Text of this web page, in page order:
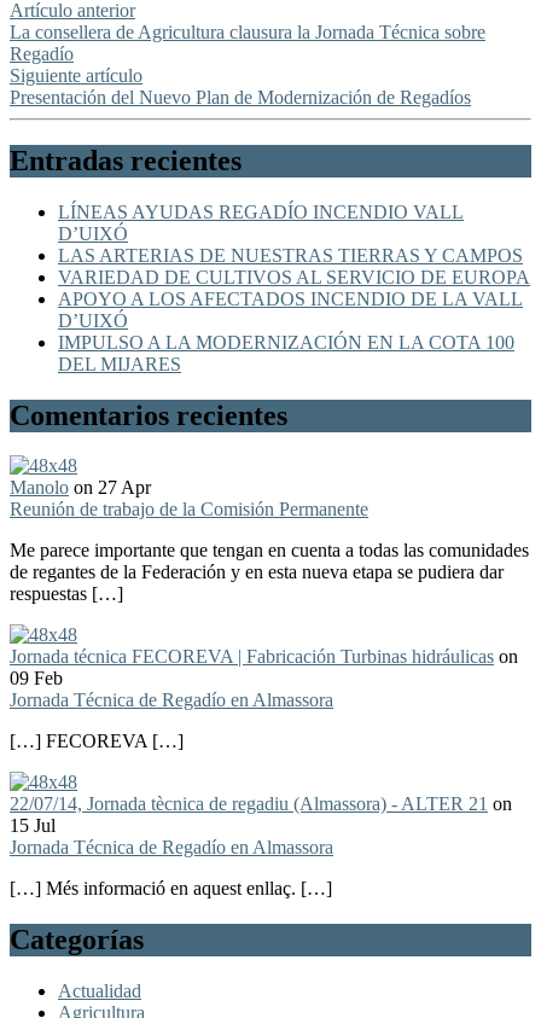
Artículo anterior
La consellera de Agricultura clausura la Jornada Técnica sobre
Regadío
Siguiente artículo
Presentación del Nuevo Plan de Modernización de Regadíos
Entradas recientes
LÍNEAS AYUDAS REGADÍO INCENDIO VALL
D’UIXÓ
LAS ARTERIAS DE NUESTRAS TIERRAS Y CAMPOS
VARIEDAD DE CULTIVOS AL SERVICIO DE EUROPA
APOYO A LOS AFECTADOS INCENDIO DE LA VALL
D’UIXÓ
IMPULSO A LA MODERNIZACIÓN EN LA COTA 100
DEL MIJARES
Comentarios recientes
Manolo on 27 Apr
Reunión de trabajo de la Comisión Permanente
Me parece importante que tengan en cuenta a todas las comunidades
de regantes de la Federación y en esta nueva etapa se pudiera dar
respuestas […]
Jornada técnica FECOREVA | Fabricación Turbinas hidráulicas on
09 Feb
Jornada Técnica de Regadío en Almassora
[…] FECOREVA […]
22/07/14, Jornada tècnica de regadiu (Almassora) - ALTER 21 on
15 Jul
Jornada Técnica de Regadío en Almassora
[…] Més informació en aquest enllaç. […]
Categorías
Actualidad
Agricultura